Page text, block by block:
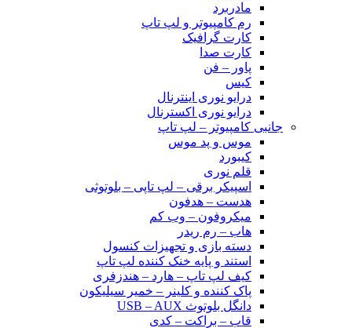
مادربرد
رم کامپیوتر و لپ تاپ
کارت گرافیک
کارت صدا
پاور – فن
کیس
درایو نوری اینترنال
درایو نوری اکسترنال
جانبی کامپیوتر – لپ تاپ
موس و پد موس
کیبورد
قلم نوری
اسپیکر برقی – لپ تاپی – بلوتوثی
هدست – هدفون
میکروفون – وب کم
هاب – رم ریدر
دسته بازی و تجهیزات کنسول
استند و پایه خنک کننده لپ تاپ
کیف لپ تاپ – هارد – هندزفری
پاک کننده و کلینر – خمیر سیلیکون
دانگل بلوتوث USB – AUX
قاب – براکت – کدی